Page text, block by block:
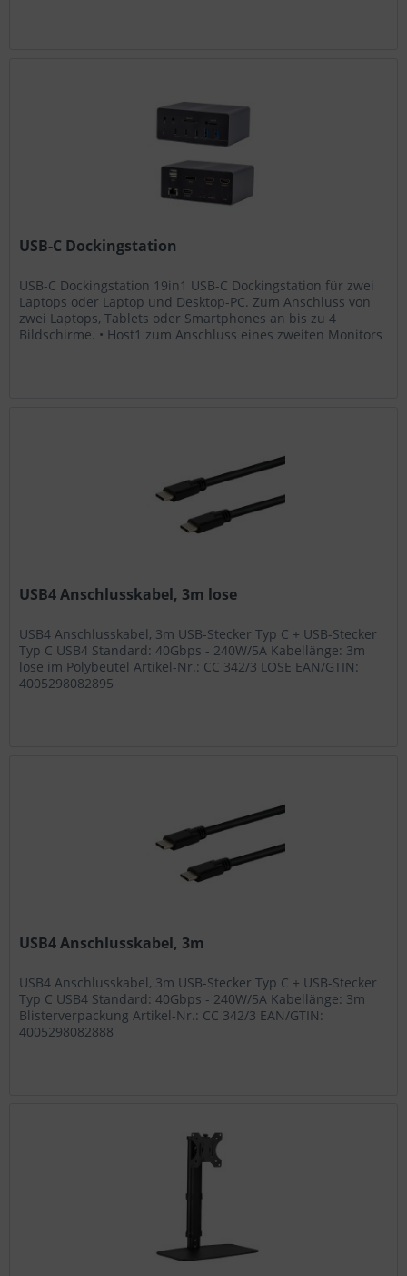
USB-C Dockingstation
USB-C Dockingstation 19in1 USB-C Dockingstation für zwei
Laptops oder Laptop und Desktop-PC. Zum Anschluss von
zwei Laptops, Tablets oder Smartphones an bis zu 4
Bildschirme. • Host1 zum Anschluss eines zweiten Monitors
USB4 Anschlusskabel, 3m lose
USB4 Anschlusskabel, 3m USB-Stecker Typ C + USB-Stecker
Typ C USB4 Standard: 40Gbps - 240W/5A Kabellänge: 3m
lose im Polybeutel Artikel-Nr.: CC 342/3 LOSE EAN/GTIN:
4005298082895
USB4 Anschlusskabel, 3m
USB4 Anschlusskabel, 3m USB-Stecker Typ C + USB-Stecker
Typ C USB4 Standard: 40Gbps - 240W/5A Kabellänge: 3m
Blisterverpackung Artikel-Nr.: CC 342/3 EAN/GTIN:
4005298082888